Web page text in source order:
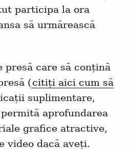
participa la ora
să urmărească
care să conțină
(citiți aici cum să
suplimentare,
aprofundarea
grafice atractive,
video dacă aveți.